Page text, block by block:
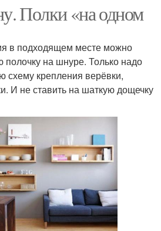
Полки «на одном
в подходящем месте можно
полочку на шнуре. Только надо
схему крепления верёвки,
И не ставить на шаткую дощечку